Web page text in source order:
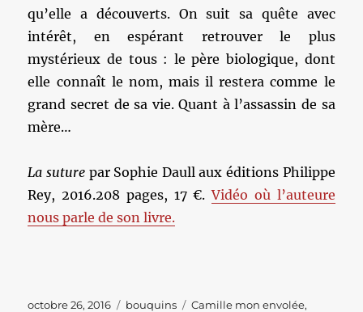
qu’elle a découverts. On suit sa quête avec
intérêt, en espérant retrouver le plus
mystérieux de tous : le père biologique, dont
elle connaît le nom, mais il restera comme le
grand secret de sa vie. Quant à l’assassin de sa
mère…
La suture par Sophie Daull aux éditions Philippe
Rey, 2016.208 pages, 17 €.Vidéo où l’auteure
nous parle de son livre.
Publié
octobre 26, 2016 Catégories
bouquins Étiquettes
Camille mon envolée,